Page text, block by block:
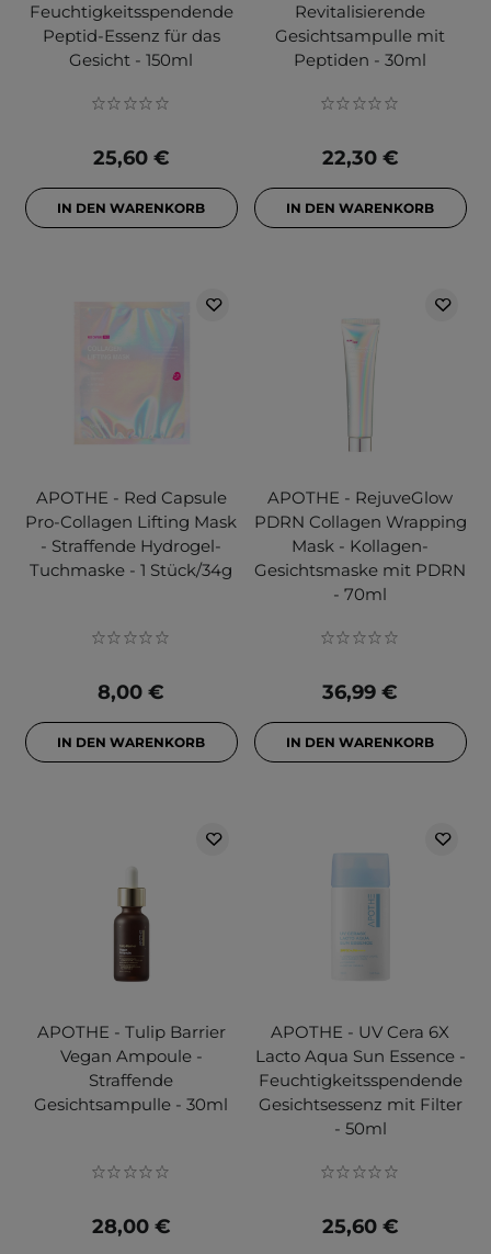
Feuchtigkeitsspendende
Peptid-Essenz für das
Gesicht - 150ml
25,60 €
IN DEN WARENKORB
Revitalisierende
Gesichtsampulle mit
Peptiden - 30ml
22,30 €
IN DEN WARENKORB
APOTHE - Red Capsule
Pro-Collagen Lifting Mask
- Straffende Hydrogel-
Tuchmaske - 1 Stück/34g
8,00 €
IN DEN WARENKORB
APOTHE - RejuveGlow
PDRN Collagen Wrapping
Mask - Kollagen-
Gesichtsmaske mit PDRN
- 70ml
36,99 €
IN DEN WARENKORB
APOTHE - Tulip Barrier
Vegan Ampoule -
Straffende
Gesichtsampulle - 30ml
28,00 €
APOTHE - UV Cera 6X
Lacto Aqua Sun Essence -
Feuchtigkeitsspendende
Gesichtsessenz mit Filter
- 50ml
25,60 €